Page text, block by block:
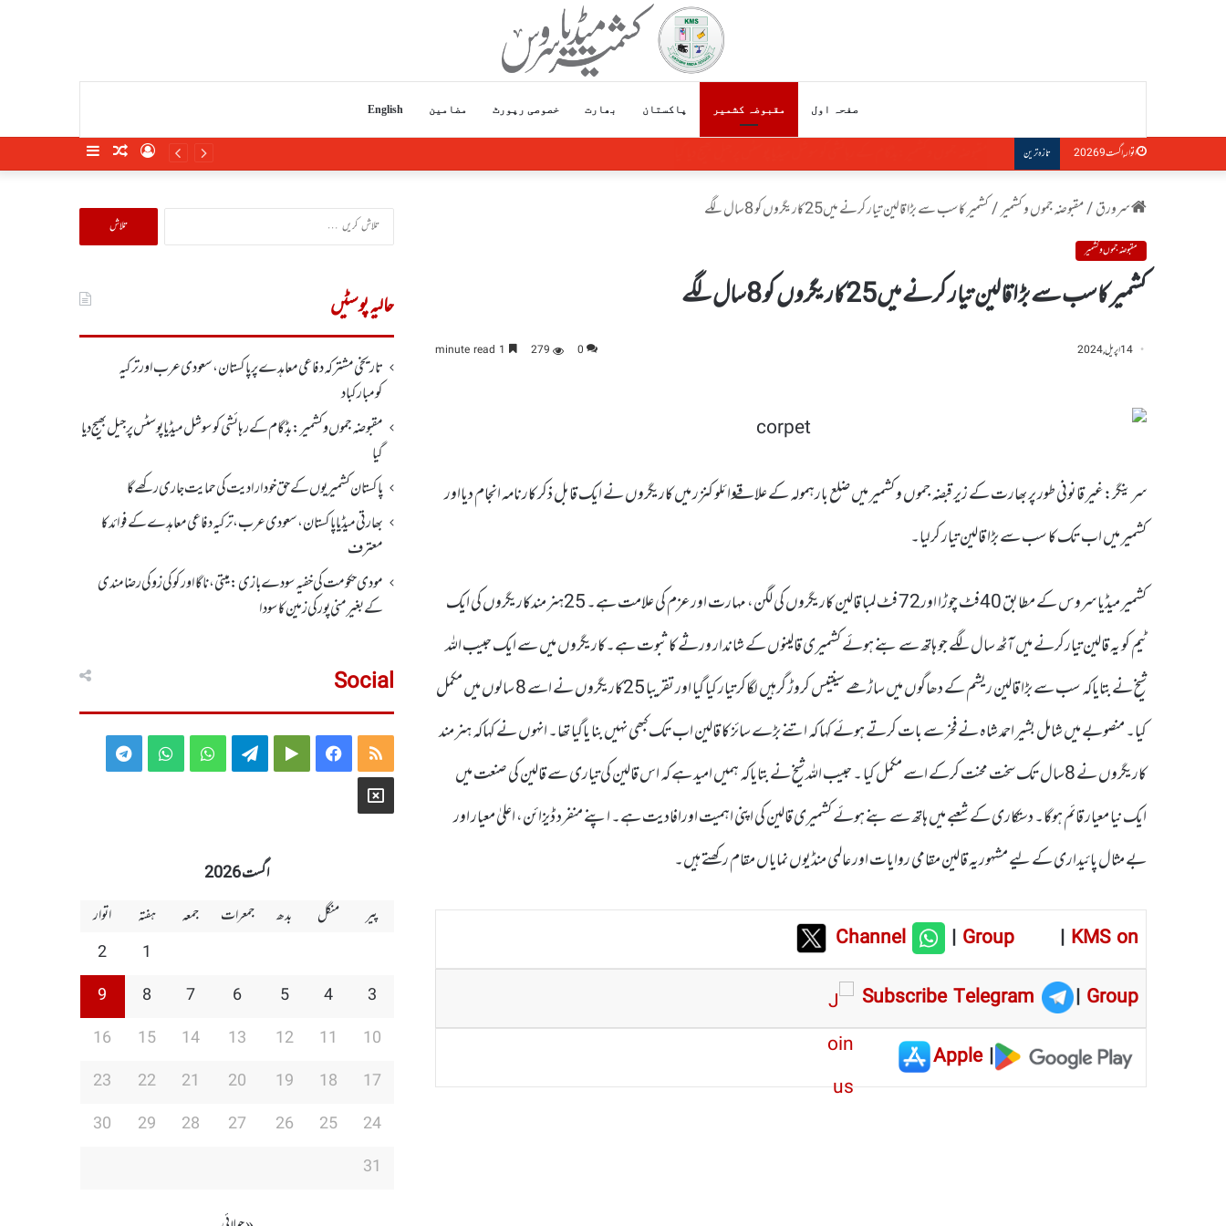
صفحہ اول مقبوضہ کشمیر پاکستان بھارت خصوصی رپورٹ مضامین English
اتوار, اگست 9 2026 تازہ ترین SidebarRandomLog
سرورق/مقبوضہ جموں و کشمیر/کشمیر کاسب سے بڑا قالین تیار کرنے میں25کاریگروں کو 8سال لگے
مقبوضہ جموں و کشمیر
کشمیر کاسب سے بڑا قالین تیار کرنے میں25کاریگروں کو 8سال لگے
14 اپریل, 2024 0
279
سرینگر:غیر قانونی طور پر بھارت کے زیر قبضہ جموں و کشمیر میں ضلع بارہمولہ کے علاقے وائلو کنزر میں کاریگروں نے ایک قابل ذکر کارنامہ انجام دیااور
کشمیر میں اب تک کا سب سے بڑا قالین تیار کرلیا۔
کشمیر میڈیا سروس کے مطابق 40فٹ چوڑا اور72 فٹ لمبا قالین کاریگروں کی لگن، مہارت اورعزم کی علامت ہے۔ 25ہنر مندکاریگروں کی ایک
ٹیم کو یہ قالین تیارکرنے میں آٹھ سال لگے جو ہاتھ سے بنے ہوئے کشمیری قالینوں کے شاندار ورثے کا ثبوت ہے۔کاریگروں میں سے ایک حبیب اللہ
شیخ نے بتایاکہ سب سے بڑا قالین ریشم کے دھاگوں میں ساڑھے سینتیس کروڑ گرہیں لگاکر تیار کیا گیا اور تقریبا 25کاریگروں نے اسے 8 سالوں میں مکمل
کیا۔ منصوبے میں شامل بشیر احمد شاہ نے فخر سے بات کرتے ہوئے کہا کہ اتنے بڑے سائز کا قالین اب تک کبھی نہیں بنا یاگیا تھا۔ انہوں نے کہاکہ ہنر مند
کاریگروں نے 8سال تک سخت محنت کرکے اسے مکمل کیا ۔ حبیب اللہ شیخ نے بتایاکہ ہمیں امید ہے کہ اس قالین کی تیاری سے قالین کی صنعت میں
ایک نیا معیار قائم ہوگا۔ دستکاری کے شعبے میں ہاتھ سے بنے ہوئے کشمیری قالین کی اپنی اہمیت اورافادیت ہے۔ اپنے منفرد ڈیزائن، اعلیٰ معیار اور
بے مثال پائیداری کے لیے مشہوریہ قالین مقامی روایات اور عالمی منڈیوں نمایاں مقام رکھتے ہیں۔
Channel |Group | KMS on
Subscribe Telegram
| Group
|
Apple
تلاش
کریں
حالیہ پوسٹیں
تاریخی مشترکہ دفاعی معاہدے پر پاکستان، سعودی عرب اور ترکیہ
کومبارکباد
مقبوضہ جموں وکشمیر:بڈگام کے رہائشی کو سوشل میڈیا پوسٹس پر جیل بھیج دیا
گیا
پاکستان کشمیریوں کے حق خودارادیت کی حمایت جاری رکھے گا
بھارتی میڈیا پاکستان، سعودی عرب، ترکیہ دفاعی معاہدے کے فوائد کا
معترف
مودی حکومت کی خفیہ سودے بازی: میتی، ناگا اور کوکی زو کی رضامندی
کے بغیر منی پور کی زمین کا سودا
Social
RSS
Facebook
Google
Telegram
WhatsApp
WhatsApp
Telegram
X
اگست 2026
پیر
منگل بدھ جمعرات جمعہ ہفتہ
اتوار
1
2
3
4
5
6
7
8
9
10
11
12
13
14
15
16
17
18
19
20
21
22
23
24
25
26
27
28
29
30
31